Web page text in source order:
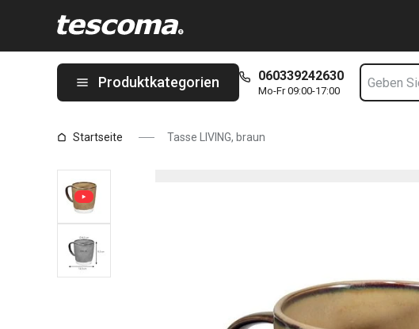
Produktkategorien 060339242630
Mo-Fr 09:00-17:00
Startseite Tasse LIVING, braun